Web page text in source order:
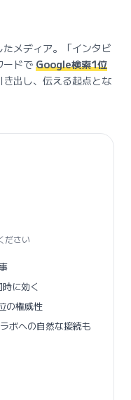
メディア。「インタビ
ードで Google検索1位
出し、伝える起点とな
ださい
に効く
の権威性
ボへの自然な接続も